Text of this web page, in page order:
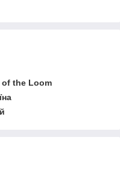
of the Loom